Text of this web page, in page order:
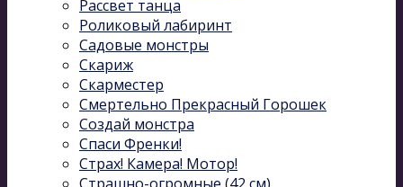
Рассвет танца
Роликовый лабиринт
Садовые монстры
Скариж
Скарместер
Смертельно Прекрасный Горошек
Создай монстра
Спаси Френки!
Страх! Камера! Мотор!